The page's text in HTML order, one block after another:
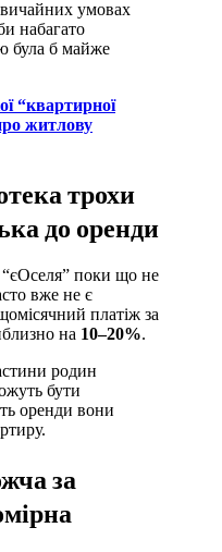
умовах
набагато
була б майже
“квартирної
житлову
трохи
до оренди
“єОселя” поки що не
вже не є
платіж за
на 10–20%.
родин
бути
оренди вони
за